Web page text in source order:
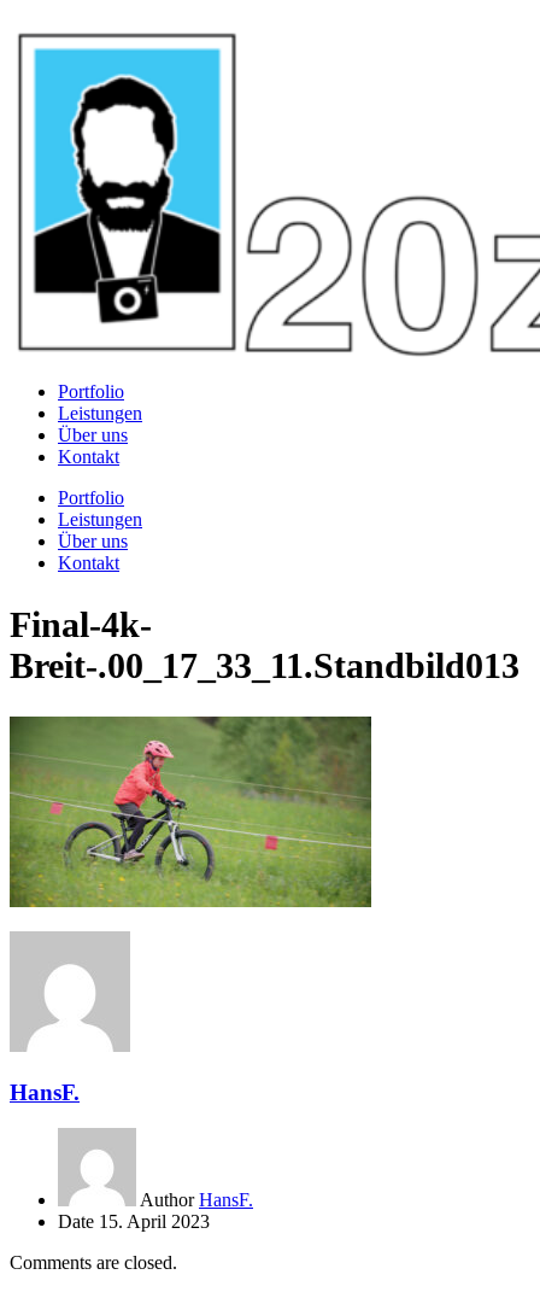
Portfolio
Leistungen
Über uns
Kontakt
Portfolio
Leistungen
Über uns
Kontakt
Final-4k-
Breit-.00_17_33_11.Standbild013
HansF.
Author HansF.
Date 15. April 2023
Comments are closed.